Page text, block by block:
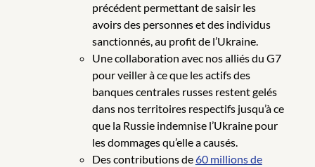
précédent permettant de saisir les
avoirs des personnes et des individus
sanctionnés, au profit de l’Ukraine.
Une collaboration avec nos alliés du G7
pour veiller à ce que les actifs des
banques centrales russes restent gelés
dans nos territoires respectifs jusqu’à ce
que la Russie indemnise l’Ukraine pour
les dommages qu’elle a causés.
Des contributions de60 millions de